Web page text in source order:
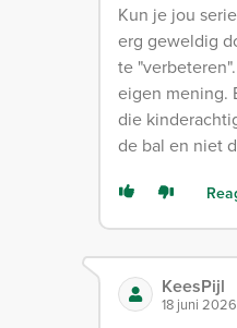
Kun je jou
erg geweldig
te
eigen mening.
die
de bal en niet
KeesPijl
18 juni